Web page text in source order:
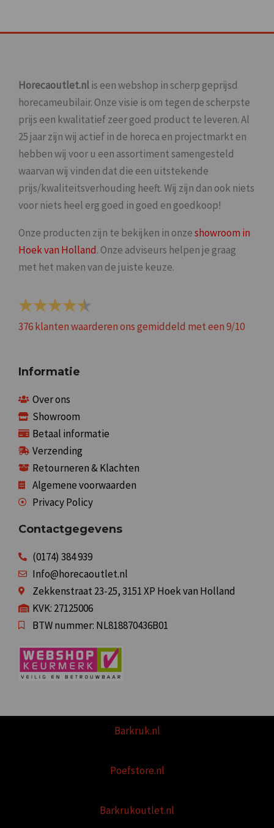
Horecaoutlet.nl is een webshop in scherp geprijsd
horecameubilair. Onze visie is om tegen de scherpste
prijs een kwalitatief zeer goed product te leveren. Al
25 jaar zijn wij actief in de horeca en projectmarkt en
hebben wij voor u een assortiment samengesteld
waarvan wij vinden dat die een uitstekende
prijs/kwaliteitsverhouding heeft. Wij zijn dan ook niets
voor niets heel erg goed in goed en goedkoop!
Onze producten zijn te bekijken in onzeshowroom in
Hoek van Holland. Onze adviseurs helpen je graag
met het maken van de juiste keuze.
376klanten waarderen ons gemiddeld met een9/10
Informatie
Over ons
Showroom
Betaal informatie
Verzending
Retourneren & Klachten
Algemene voorwaarden
Privacy Policy
Contactgegevens
(0174) 384 939
Info@horecaoutlet.nl
Zekkenstraat 23-25, 3151 XP Hoek van Holland
KVK: 27125006
BTW nummer: NL818870436B01
Barkruk.nl
Poefstore.nl
Barkrukoutlet.nl